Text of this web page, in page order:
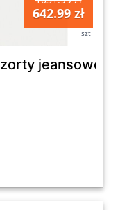
642.99 zł
szt
jeansowe